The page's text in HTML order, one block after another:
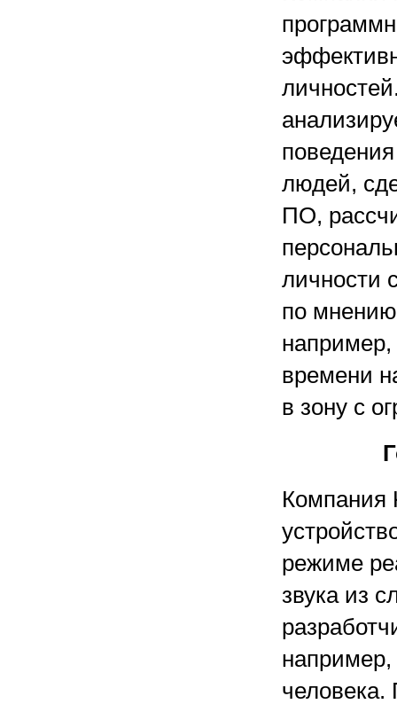
людей,
ПО,
личности
по мнению
например,
времени
в зону с
Компания
режиме
звука из
например,
человека.